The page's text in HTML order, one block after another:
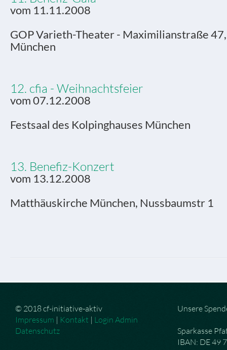
vom 11.11.2008
GOP Varieth-Theater - Maximilianstraße
München
12. cfia - Weihnachtsfeier
vom 07.12.2008
Festsaal des Kolpinghauses München
13. Benefiz-Konzert
vom 13.12.2008
Matthäuskirche München, Nussbaumstr 1
© 2018 cf-initiative-aktiv
Impressum | Kontakt | Login Admin
Datenschutz
Unsere
Sparkasse
IBAN: DE 49